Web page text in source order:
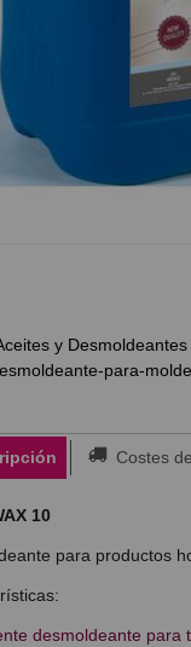
y Desmoldeantes
para-
Costes
10
para productos
desmoldeante para